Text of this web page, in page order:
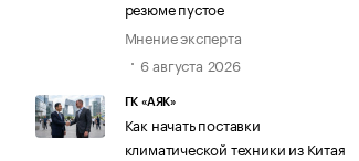
резюме пустое
Мнение эксперта
6 августа 2026
ГК «АЯК»
Как начать поставки
климатической техники из Китая